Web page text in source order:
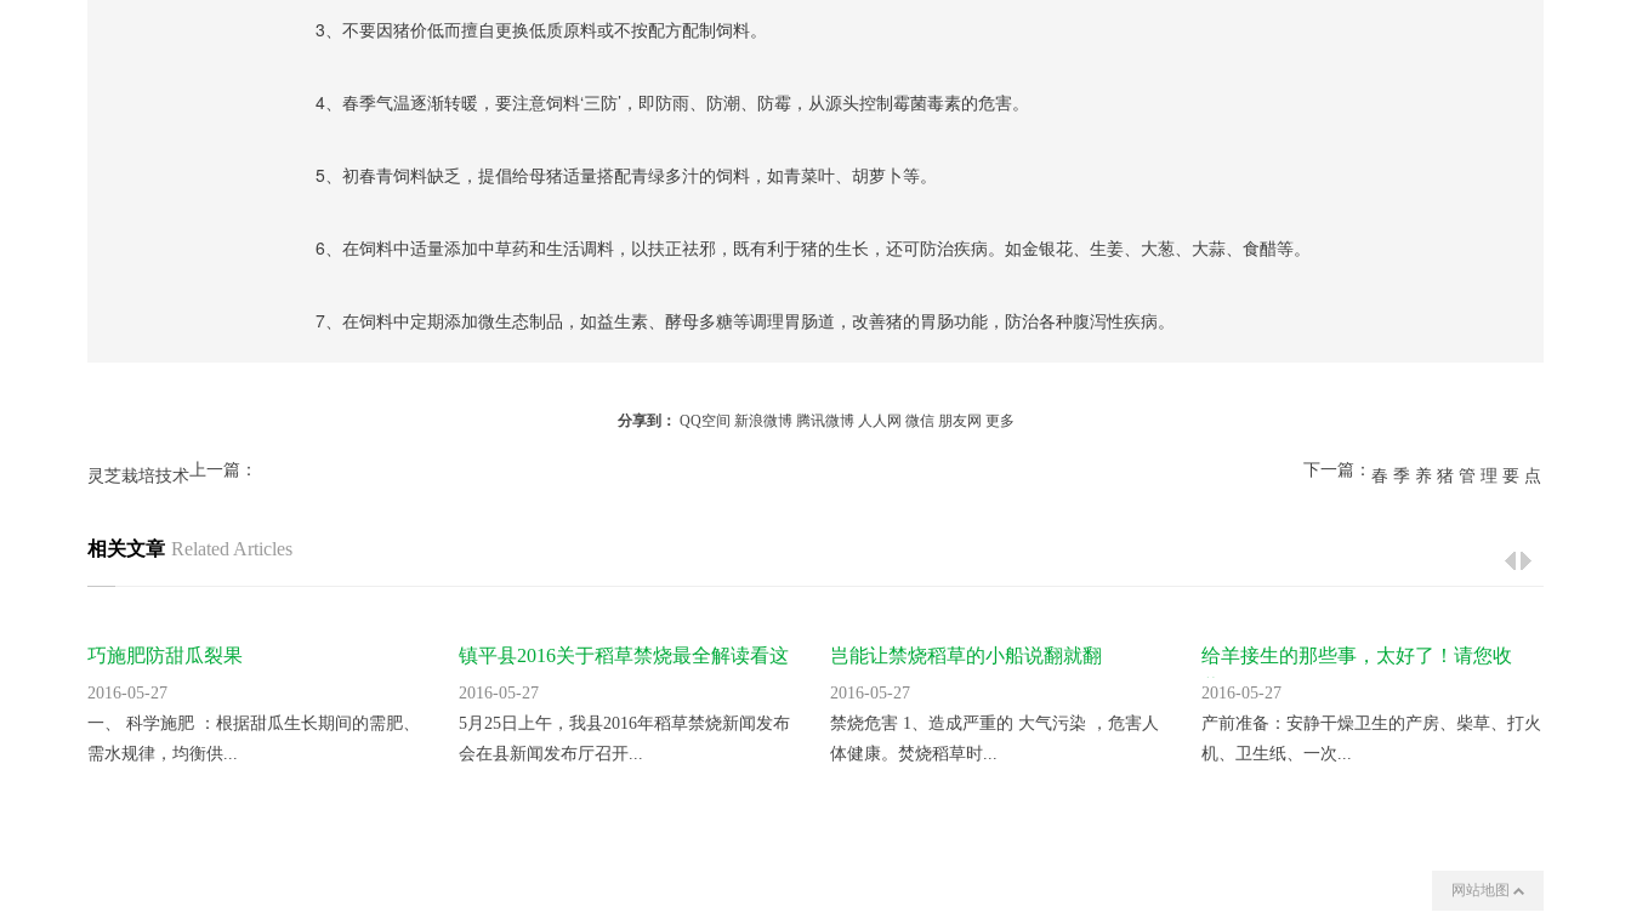
					3、不要因猪价低而擅自更换低质原料或不按配方配制饲料。
					4、春季气温逐渐转暖，要注意饲料‘三防’，即防雨、防潮、防霉，从源头控制霉菌毒素的危害。
					5、初春青饲料缺乏，提倡给母猪适量搭配青绿多汁的饲料，如青菜叶、胡萝卜等。
					6、在饲料中适量添加中草药和生活调料，以扶正祛邪，既有利于猪的生长，还可防治疾病。如金银花、生姜、大葱、大蒜、食醋等。
					7、在饲料中定期添加微生态制品，如益生素、酵母多糖等调理胃肠道，改善猪的胃肠功能，防治各种腹泻性疾病。
分享到： QQ空间 新浪微博 腾讯微博 人人网 微信 朋友网 更多
上一篇：
灵芝栽培技术 下一篇： 春 季 养 猪 管 理 要 点
相关文章 Related Articles
巧施肥防甜瓜裂果
2016-05-27
一、 科学施肥 ：根据甜瓜生长期间的需肥、
需水规律，均衡供...
镇平县2016关于稻草禁烧最全解读看这
里。
2016-05-27
5月25日上午，我县2016年稻草禁烧新闻发布
会在县新闻发布厅召开...
岂能让禁烧稻草的小船说翻就翻
2016-05-27
禁烧危害 1、造成严重的 大气污染 ，危害人
体健康。焚烧稻草时...
给羊接生的那些事，太好了！请您收
藏！
2016-05-27
产前准备：安静干燥卫生的产房、柴草、打火
机、卫生纸、一次...
网站地图